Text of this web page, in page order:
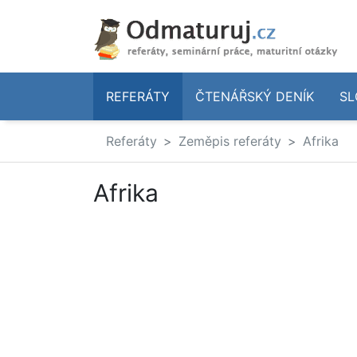
REFERÁTY ČTENÁŘSKÝ DENÍK
Referáty Zeměpis referáty Afrika
Afrika